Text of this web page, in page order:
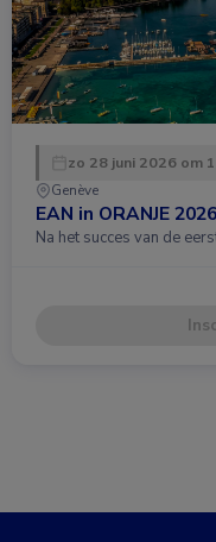
zo 28 juni 2026 om
Genève
EAN in ORANJE 2026
Na het succes van de